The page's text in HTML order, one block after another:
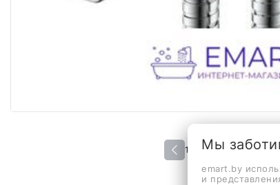
1 / 1 Мы
emart.by
и